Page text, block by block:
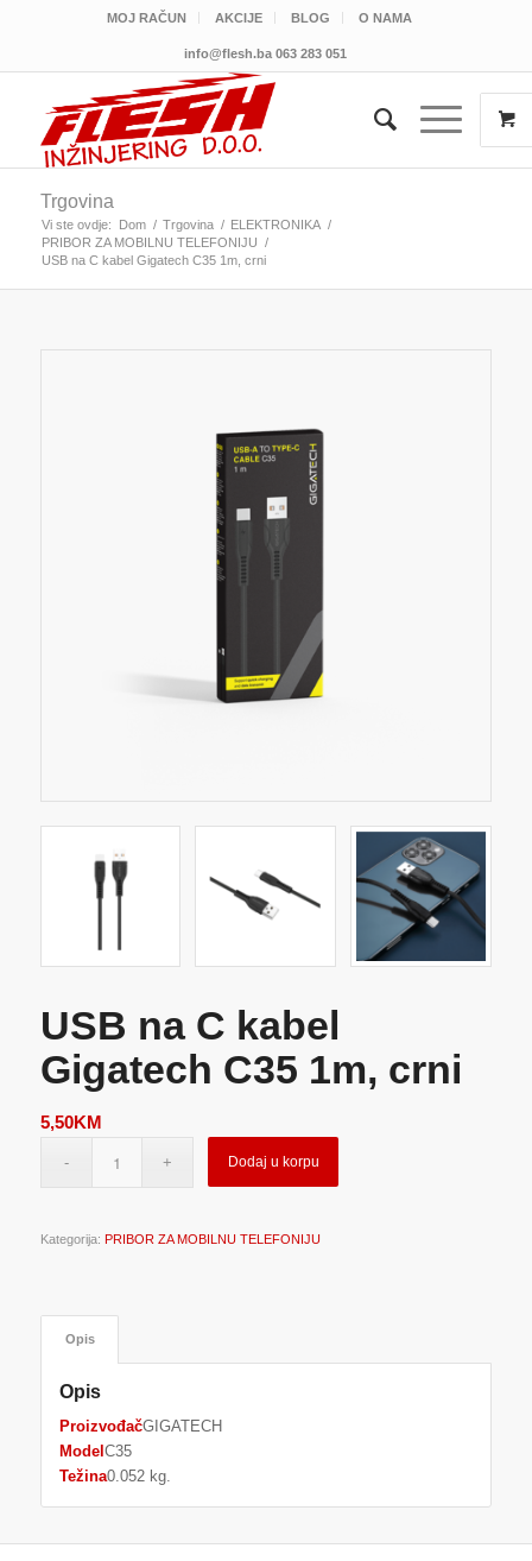
MOJ RAČUN AKCIJE BLOG O NAMA
info@flesh.ba 063 283 051
Trgovina
Vi ste ovdje: Dom / Trgovina / ELEKTRONIKA /
PRIBOR ZA MOBILNU TELEFONIJU /
USB na C kabel Gigatech C35 1m, crni
USB na C kabel
Gigatech C35 1m, crni
5,50KM
Dodaj u korpu
Kategorija: PRIBOR ZA MOBILNU TELEFONIJU
Opis
Opis
ProizvođačGIGATECH
Model C35
Težina0.052 kg.